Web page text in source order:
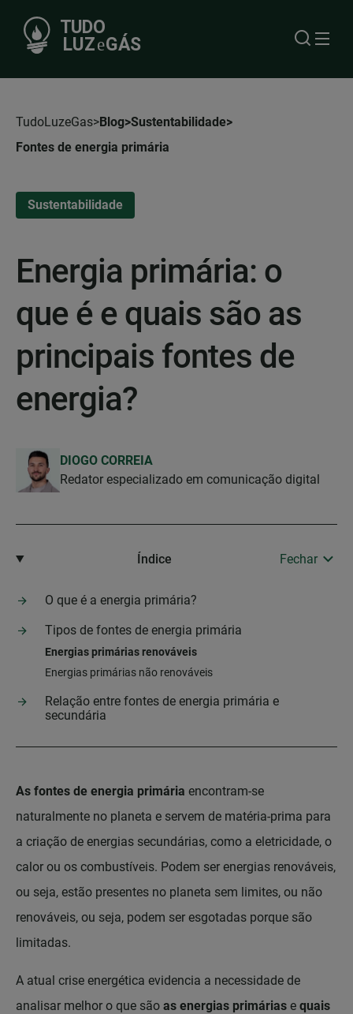
TudoLuzeGas Blog Sustentabilidade
Fontes de energia primária
Sustentabilidade
Energia primária: o
que é e quais são as
principais fontes de
energia?
DIOGO CORREIA
Redator especializado em comunicação digital
Índice Fechar
O que é a energia primária?
Tipos de fontes de energia primária
Energias primárias renováveis
Energias primárias não renováveis
Relação entre fontes de energia primária e
secundária
As fontes de energia primária encontram-se
naturalmente no planeta e servem de matéria-prima para
a criação de energias secundárias, como a eletricidade, o
calor ou os combustíveis. Podem ser energias renováveis,
ou seja, estão presentes no planeta sem limites, ou não
renováveis, ou seja, podem ser esgotadas porque são
limitadas.
A atual crise energética evidencia a necessidade de
analisar melhor o que são as energias primárias e quais